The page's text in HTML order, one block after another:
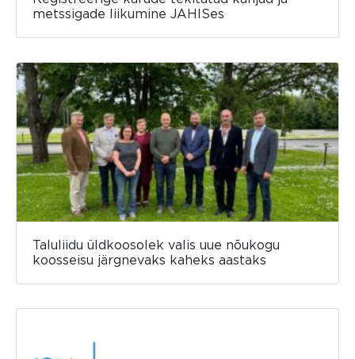
metssigade liikumine JAHISes
Taluliidu üldkoosolek valis uue nõukogu
koosseisu järgnevaks kaheks aastaks